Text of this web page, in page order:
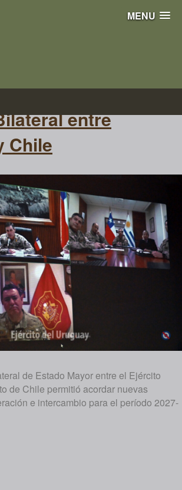
MENU
entre
Chile
de Estado Mayor entre el Ejército
de Chile permitió acordar nuevas
e intercambio para el período 2027-